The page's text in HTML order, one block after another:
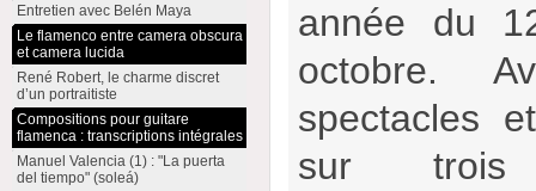
année du
octobre.
spectacles
sur trois
Entretien avec Belén Maya
Le flamenco entre camera obscura
et camera lucida
René Robert, le charme discret
d’un portraitiste
Compositions pour guitare
flamenca : transcriptions intégrales
Manuel Valencia (1) : "La puerta
del tiempo" (soleá)